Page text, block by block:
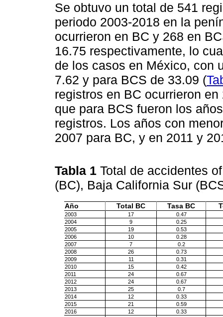
Se obtuvo un total de 541
periodo 2003-2018 en la
ocurrieron en BC y 268 en
16.75 respectivamente, lo
de los casos en México, con
7.62 y para BCS de 33.09 (
registros en BC ocurrieron
que para BCS fueron los
registros. Los años con
2007 para BC, y en 2011 y
Tabla 1 Total de accidentes
(BC), Baja California Sur
Año Total BC Tasa BC
2003 17
0.47
2004
9
0.25
2005
19
0.53
2006
10
0.28
2007
7
0.2
2008
26
0.73
2009
11
0.31
2010
15
0.42
2011
24
0.67
2012
24
0.67
2013
25
0.7
2014
12
0.33
2015
21
0.59
2016
12
0.33